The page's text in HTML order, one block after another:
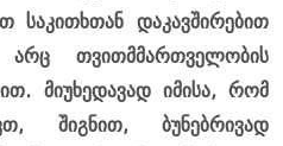
საკითხთან დაკავშირებით
თვითმმართველობის
მიუხედავად იმისა, რომ
შიგნით, ბუნებრივად